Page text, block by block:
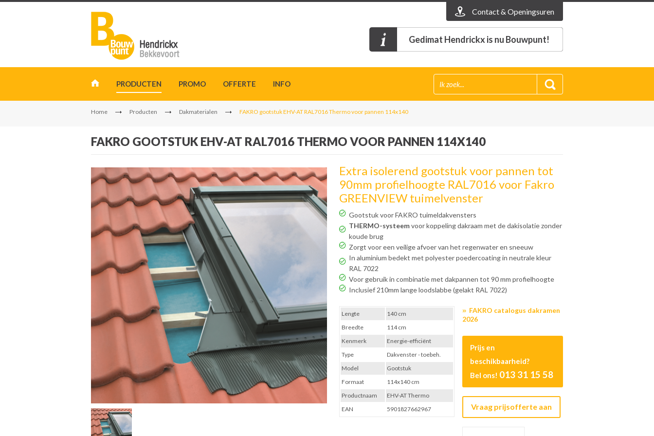
Contact & Openingsuren
Gedimat Hendrickx is nu Bouwpunt!
PRODUCTEN PROMO OFFERTE INFO
Home Producten Dakmaterialen FAKRO gootstuk EHV-AT RAL7016 Thermo voor pannen 114x140
FAKRO GOOTSTUK EHV-AT RAL7016 THERMO VOOR PANNEN 114X140
Extra isolerend gootstuk voor pannen tot
90mm profielhoogte RAL7016 voor Fakro
GREENVIEW tuimelvenster
Gootstuk voor FAKRO tuimeldakvensters
THERMO-systeemvoor koppeling dakraam met de dakisolatie zonder
koude brug
Zorgt voor een veilige afvoer van het regenwater en sneeuw
In aluminium bedekt met polyester poedercoating in neutrale kleur
RAL 7022
Voor gebruik in combinatie met dakpannen tot 90 mm profielhoogte
Inclusief 210mm lange loodslabbe (gelakt RAL 7022)
FAKRO catalogus dakramen
2026
Prijs en
beschikbaarheid?
Bel ons! 013 31 15 58
Vraag prijsofferte aan
Lengte
140 cm
Breedte
114 cm
Kenmerk
Energie-efficiënt
Type
Dakvenster - toebeh.
Model
Gootstuk
Formaat
114x140 cm
Productnaam
EHV-AT Thermo
EAN
5901827662967